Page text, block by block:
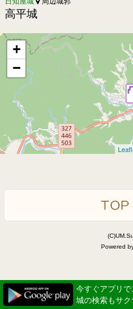
高平城
+
−
Powered
今すぐアプリ
城の検索もサク